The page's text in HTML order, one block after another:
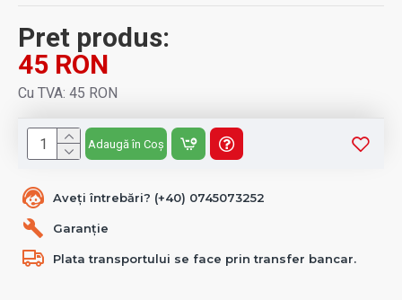
Aveți întrebări? (+40) 0745073252
Garanție
Plata transportului se face prin transfer bancar.
Pret produs:
45 RON
Cu TVA: 45 RON
Adaugă în Coș